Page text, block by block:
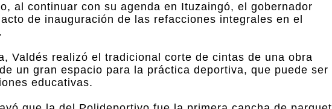
al continuar con su agenda en Ituzaingó, el gobernador
de inauguración de las refacciones integrales en el
Valdés realizó el tradicional corte de cintas de una obra
un gran espacio para la práctica deportiva, que puede ser
educativas.